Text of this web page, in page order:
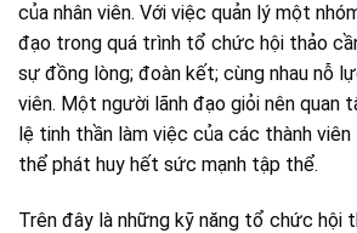
của nhân viên. Với việc quản lý một
đạo trong quá trình tổ chức hội thảo
sự đồng lòng; đoàn kết; cùng nhau nỗ
viên. Một người lãnh đạo giỏi nên quan
lệ tinh thần làm việc của các thành
thể phát huy hết sức mạnh tập thể.
Trên đây là những kỹ năng tổ chức hội